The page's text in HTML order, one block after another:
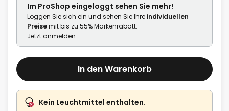
Im ProShop eingeloggt sehen Sie mehr!
Loggen Sie sich ein und sehen Sie Ihre individuellen
Preisemit bis zu 55% Markenrabatt.
Jetzt anmelden
In den Warenkorb
Kein Leuchtmittel enthalten.